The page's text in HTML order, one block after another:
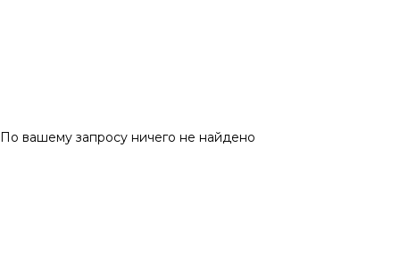
По вашему запросу ничего не найдено